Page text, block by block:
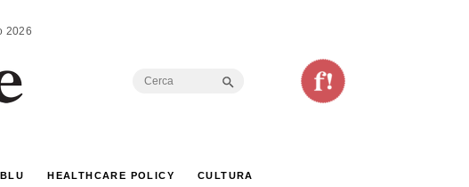
7 Agosto 2026
Search
HEALTHCARE POLICY CULTURA